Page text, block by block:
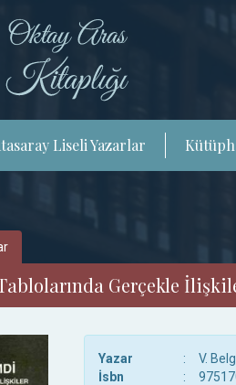
Liseli Yazarlar
Gerçekle
Yazar :
V.
İsbn
: